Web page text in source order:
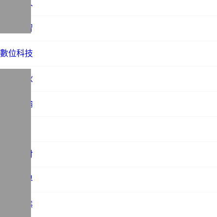
才子佳人
教育學習
數位科技
文藝春秋
時事評論
歷史探討
法務世界
社會百態